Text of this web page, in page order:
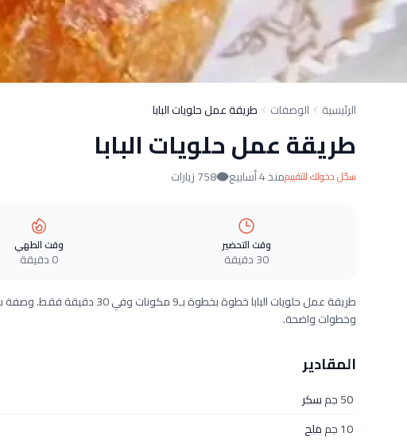
الرئيسية الوصفات طريقة عمل حلويات البابا
طريقة عمل حلويات البابا
سجّل دخولك للتقييممنذ 4 أسابيع 758 زيارات
وقت التحضير
30 دقيقة
وقت الطهي
0 دقيقة
وخطوات واضحة.
المقادير
50 جم
سكر
10 جم
ملح